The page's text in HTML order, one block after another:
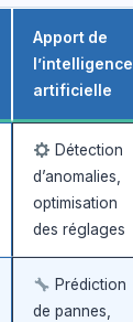
Apport de
l’intelligence
artificielle
Détection
d’anomalies,
optimisation
des réglages
Prédiction
de pannes,